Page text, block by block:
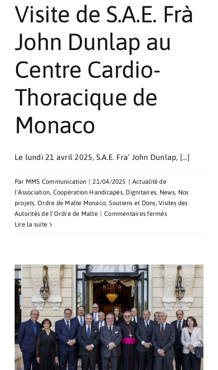
Visite de S.A.E. Frà
John Dunlap au
Centre Cardio-
Thoracique de
Monaco
Le lundi 21 avril 2025, S.A.E. Fra’ John Dunlap, [...]
Par MMS Communication 21/04/2025
Actualité de
l'Association, Coopération Handicapés, Dignitaires, News, Nos
projets,Ordre de Malte Monaco, Soutiens et Dons,Visites des
Autorités de l’Ordre de Malte
Commentaires ferméssur
John
Dunlap
au
Centre
Cardio-
Thoracique
de
Monaco
Lire la suite